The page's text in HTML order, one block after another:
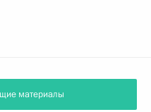
материалы